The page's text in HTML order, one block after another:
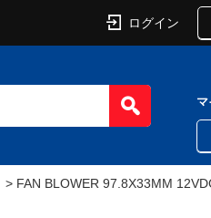
ログイン
> FAN BLOWER 97.8X33MM